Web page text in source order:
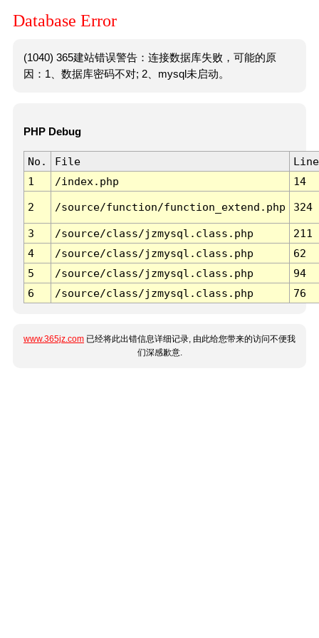
Database Error
(1040) 365建站错误警告：连接数据库失败，可能的原
因：1、数据库密码不对; 2、mysql未启动。
PHP Debug
No. File
Line
1
/index.php 14
2 /source/function/function_extend.php 324
3 /source/class/jzmysql.class.php
211
4
/source/class/jzmysql.class.php
62
5
/source/class/jzmysql.class.php
94
6
/source/class/jzmysql.class.php 76
www.365jz.com 已经将此出错信息详细记录, 由此给您带来的访问不便我
们深感歉意.